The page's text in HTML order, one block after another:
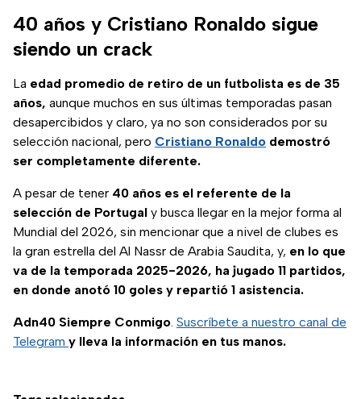
40 años y Cristiano Ronaldo sigue
siendo un crack
La edad promedio de retiro de un futbolista es de 35
años, aunque muchos en sus últimas temporadas pasan
desapercibidos y claro, ya no son considerados por su
selección nacional, pero Cristiano Ronaldo demostró
ser completamente diferente.
A pesar de tener 40 años es el referente de la
selección de Portugal y busca llegar en la mejor forma al
Mundial del 2026, sin mencionar que a nivel de clubes es
la gran estrella del Al Nassr de Arabia Saudita, y, en lo que
va de la temporada 2025-2026, ha jugado 11 partidos,
en donde anotó 10 goles y repartió 1 asistencia.
Adn40 Siempre Conmigo. Suscríbete a nuestro canal de
Telegram y lleva la información en tus manos.